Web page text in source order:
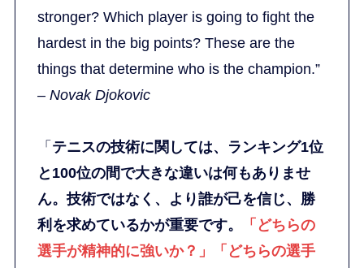
stronger? Which player is going to fight the
hardest in the big points? These are the
things that determine who is the champion.”
– Novak Djokovic
「 テニスの技術に関しては、ランキング1位
と100位の間で大きな違いは何もありませ
ん。技術ではなく、より誰が己を信じ、勝
利を求めているかが重要です。
「どちらの
選手が精神的に強いか？」「どちらの選手